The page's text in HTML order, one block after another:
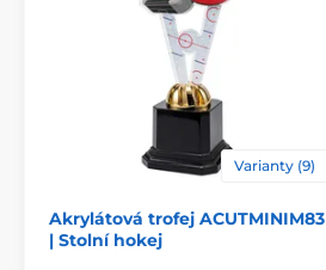
Varianty (9)
Akrylátová trofej ACUTMINIM83
| Stolní hokej